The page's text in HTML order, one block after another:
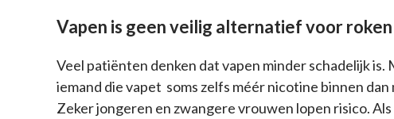
Vapen is geen veilig alternatief voor roken
Veel patiënten denken dat vapen minder schadelijk is.
iemand die vapet soms zelfs méér nicotine binnen
Zeker jongeren en zwangere vrouwen lopen risico.